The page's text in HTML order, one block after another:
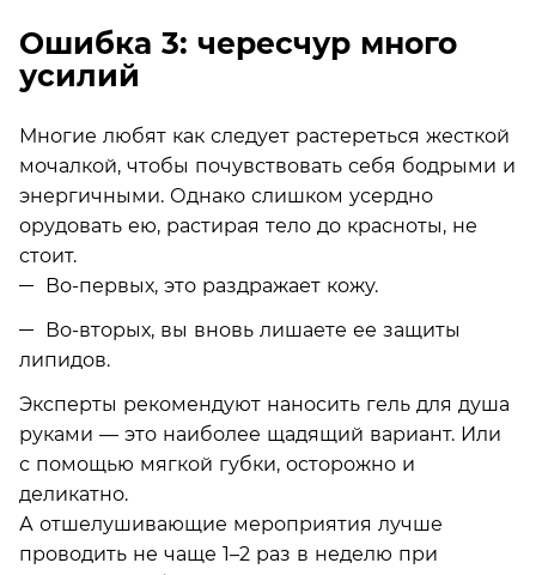
Ошибка 3: чересчур много
усилий
Многие любят как следует растереться жесткой
мочалкой, чтобы почувствовать себя бодрыми и
энергичными. Однако слишком усердно
орудовать ею, растирая тело до красноты, не
стоит.
Во-первых, это раздражает кожу.
Во-вторых, вы вновь лишаете ее защиты
липидов.
Эксперты рекомендуют наносить гель для душа
руками — это наиболее щадящий вариант. Или
с помощью мягкой губки, осторожно и
деликатно.
А отшелушивающие мероприятия лучше
проводить не чаще 1–2 раз в неделю при